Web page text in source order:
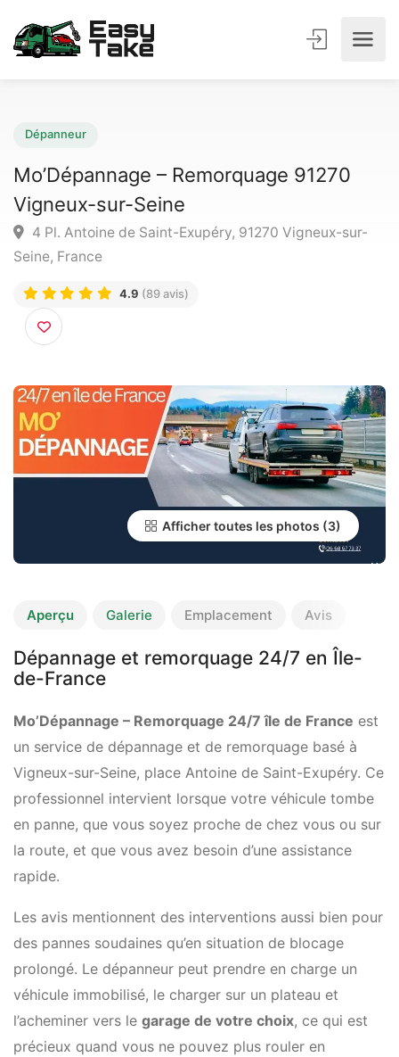
Mo’Dépannage – Remorquage 91270
Vigneux-sur-Seine
4 Pl. Antoine de Saint-Exupéry, 91270 Vigneux-sur-
Afficher toutes les photos
Aperçu Galerie Emplacement Avis
Dépannage et remorquage 24/7 en Île-
de-France
Mo’Dépannage – Remorquage 24/7 île de France est
un service de dépannage et de remorquage basé à
Vigneux-sur-Seine, place Antoine de Saint-Exupéry. Ce
professionnel intervient lorsque votre véhicule tombe
en panne, que vous soyez proche de chez vous ou sur
la route, et que vous avez besoin d’une assistance
rapide.
Les avis mentionnent des interventions aussi bien pour
des pannes soudaines qu’en situation de blocage
prolongé. Le dépanneur peut prendre en charge un
véhicule immobilisé, le charger sur un plateau et
l’acheminer vers le garage de votre choix, ce qui est
précieux quand vous ne pouvez plus rouler en